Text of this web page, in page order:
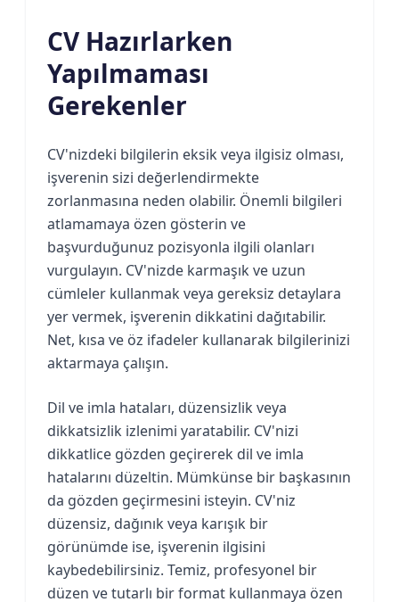
CV Hazırlarken
Yapılmaması
Gerekenler
CV'nizdeki bilgilerin eksik veya ilgisiz olması,
işverenin sizi değerlendirmekte
zorlanmasına neden olabilir. Önemli bilgileri
atlamamaya özen gösterin ve
başvurduğunuz pozisyonla ilgili olanları
vurgulayın. CV'nizde karmaşık ve uzun
cümleler kullanmak veya gereksiz detaylara
yer vermek, işverenin dikkatini dağıtabilir.
Net, kısa ve öz ifadeler kullanarak bilgilerinizi
aktarmaya çalışın.
Dil ve imla hataları, düzensizlik veya
dikkatsizlik izlenimi yaratabilir. CV'nizi
dikkatlice gözden geçirerek dil ve imla
hatalarını düzeltin. Mümkünse bir başkasının
da gözden geçirmesini isteyin. CV'niz
düzensiz, dağınık veya karışık bir
görünümde ise, işverenin ilgisini
kaybedebilirsiniz. Temiz, profesyonel bir
düzen ve tutarlı bir format kullanmaya özen